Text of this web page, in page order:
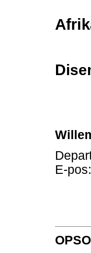
E-pos: